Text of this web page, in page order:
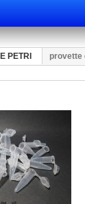
PETRI provette